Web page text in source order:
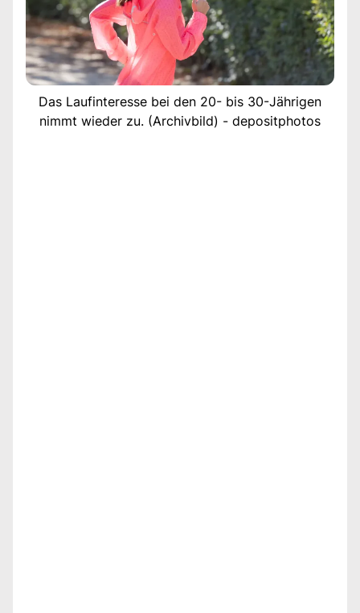
Das Laufinteresse bei den 20- bis 30-Jährigen
nimmt wieder zu. (Archivbild) - depositphotos